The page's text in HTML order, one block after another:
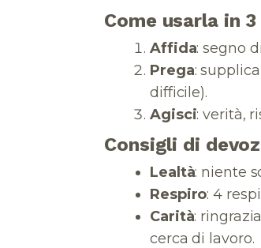
Come usarla in
Affida: segno
Prega:
difficile).
Agisci: verità,
Consigli di
Lealtà: niente
Respiro: 4
Carità:
cerca di lavoro.